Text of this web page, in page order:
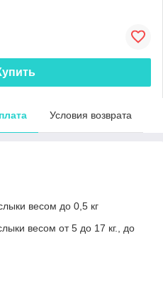
Условия возврата
весом до 0,5 кг
весом от 5 до 17 кг., до